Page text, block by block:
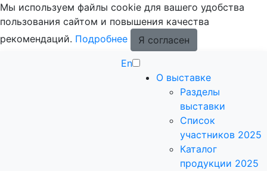
Мы используем файлы cookie для вашего удобства
пользования сайтом и повышения качества
рекомендаций. Подробнее
Я согласен
En
О выставке
Разделы
выставки
Список
участников 2025
Каталог
продукции 2025